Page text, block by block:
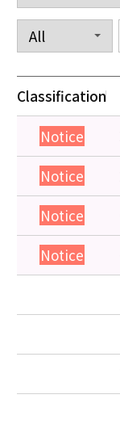
Classification
Notice
Notice
Notice
Notice